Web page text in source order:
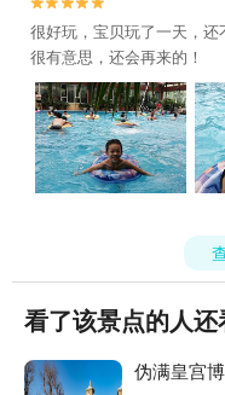


很好玩，宝贝玩了一天，
很有意思，还会再来的！
看了该景点的人还
伪满皇宫